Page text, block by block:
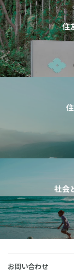
住
社会
お問い合わせ